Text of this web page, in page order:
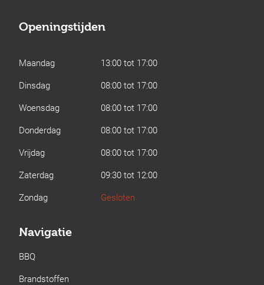
Openingstijden
Maandag
13:00 tot 17:00
Dinsdag
08:00 tot 17:00
Woensdag
08:00 tot 17:00
Donderdag
08:00 tot 17:00
Vrijdag
08:00 tot 17:00
Zaterdag
09:30 tot 12:00
Zondag
Gesloten
Navigatie
BBQ
Brandstoffen